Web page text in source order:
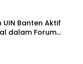
UIN Banten Aktif
dalam Forum